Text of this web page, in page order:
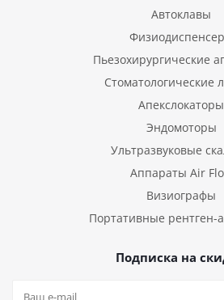
Автоклавы
Пьезохирургические
Стоматологические
Апекслокаторы
Эндомоторы
Ультразвуковые
Аппараты Air
Визиографы
Портативные рентген-
Подписка на